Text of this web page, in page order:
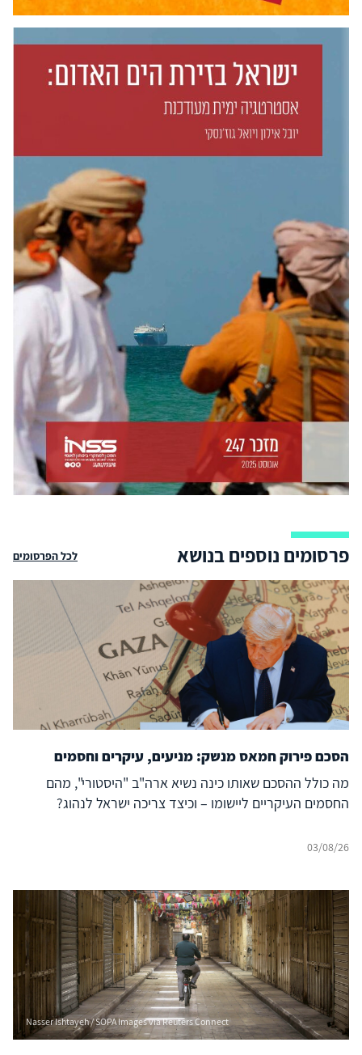
פרסומים נוספים בנושא לכל הפרסומים
הסכם פירוק חמאס מנשק: מניעים, עיקרים וחסמים
מה כולל ההסכם שאותו כינה נשיא ארה"ב "היסטורי", מהם
החסמים העיקריים ליישומו – וכיצד צריכה ישראל לנהוג?
03/08/26
Nasser Ishtayeh / SOPA Images via Reuters Connect